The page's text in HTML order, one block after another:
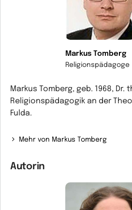
Markus Tomberg
Religionspädagoge
Markus Tomberg, geb. 1968,
Religionspädagogik an der
Fulda.
Mehr von Markus Tomberg
Autorin